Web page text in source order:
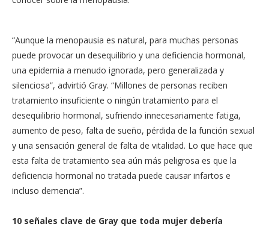
“Aunque la menopausia es natural, para muchas personas
puede provocar un desequilibrio y una deficiencia hormonal,
una epidemia a menudo ignorada, pero generalizada y
silenciosa”, advirtió Gray. “Millones de personas reciben
tratamiento insuficiente o ningún tratamiento para el
desequilibrio hormonal, sufriendo innecesariamente fatiga,
aumento de peso, falta de sueño, pérdida de la función sexual
y una sensación general de falta de vitalidad. Lo que hace que
esta falta de tratamiento sea aún más peligrosa es que la
deficiencia hormonal no tratada puede causar infartos e
incluso demencia”.
10 señales clave de Gray que toda mujer debería